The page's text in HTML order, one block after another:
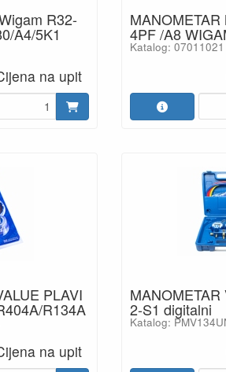
R32-
A4/5K1
na upit
4PF /A8
Katalog: 07011021
PLAVI
R134A
na upit
MANOMETAR
2-S1 digitalni
Katalog: